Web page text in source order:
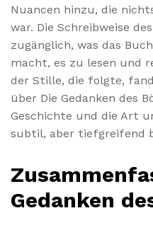
Nuancen hinzu, die
war. Die Schreibweise
zugänglich, was das
macht, es zu lesen und
der Stille, die folgte,
über Die Gedanken des
Geschichte und die Art
subtil, aber tiefgreifend
Gedanken